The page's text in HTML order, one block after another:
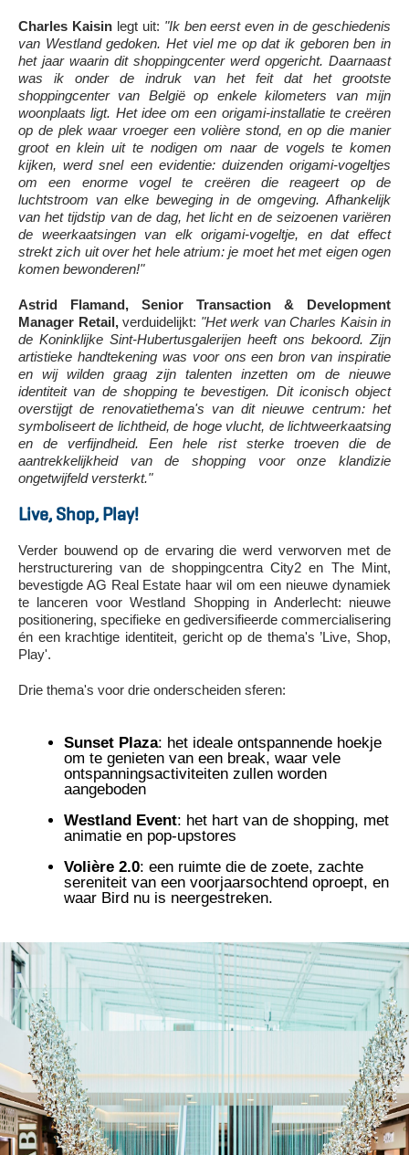
Charles Kaisinlegt uit: "Ik ben eerst even in de geschiedenis
van Westland gedoken. Het viel me op dat ik geboren ben in
het jaar waarin dit shoppingcenter werd opgericht. Daarnaast
was ik onder de indruk van het feit dat het grootste
shoppingcenter van België op enkele kilometers van mijn
woonplaats ligt. Het idee om een origami-installatie te creëren
op de plek waar vroeger een volière stond, en op die manier
groot en klein uit te nodigen om naar de vogels te komen
kijken, werd snel een evidentie: duizenden origami-vogeltjes
om een enorme vogel te creëren die reageert op de
luchtstroom van elke beweging in de omgeving. Afhankelijk
van het tijdstip van de dag, het licht en de seizoenen variëren
de weerkaatsingen van elk origami-vogeltje, en dat effect
strekt zich uit over het hele atrium: je moet het met eigen ogen
komen bewonderen!"
Astrid Flamand, Senior Transaction & Development
Manager Retail,verduidelijkt: "Het werk van Charles Kaisin in
de Koninklijke Sint-Hubertusgalerijen heeft ons bekoord. Zijn
artistieke handtekening was voor ons een bron van inspiratie
en wij wilden graag zijn talenten inzetten om de nieuwe
identiteit van de shopping te bevestigen. Dit iconisch object
overstijgt de renovatiethema's van dit nieuwe centrum: het
symboliseert de lichtheid, de hoge vlucht, de lichtweerkaatsing
en de verfijndheid. Een hele rist sterke troeven die de
aantrekkelijkheid van de shopping voor onze klandizie
ongetwijfeld versterkt."
Live, Shop, Play!
Verder bouwend op de ervaring die werd verworven met de
herstructurering van de shoppingcentra City2 en The Mint,
bevestigde AG Real Estate haar wil om een nieuwe dynamiek
te lanceren voor Westland Shopping in Anderlecht: nieuwe
positionering, specifieke en gediversifieerde commercialisering
én een krachtige identiteit, gericht op de thema's ’Live, Shop,
Play'.
Drie thema's voor drie onderscheiden sferen:
Sunset Plaza: het ideale ontspannende hoekje
om te genieten van een break, waar vele
ontspanningsactiviteiten zullen worden
aangeboden
Westland Event: het hart van de shopping, met
animatie en pop-upstores
Volière 2.0: een ruimte die de zoete, zachte
sereniteit van een voorjaarsochtend oproept, en
waar Bird nu is neergestreken.